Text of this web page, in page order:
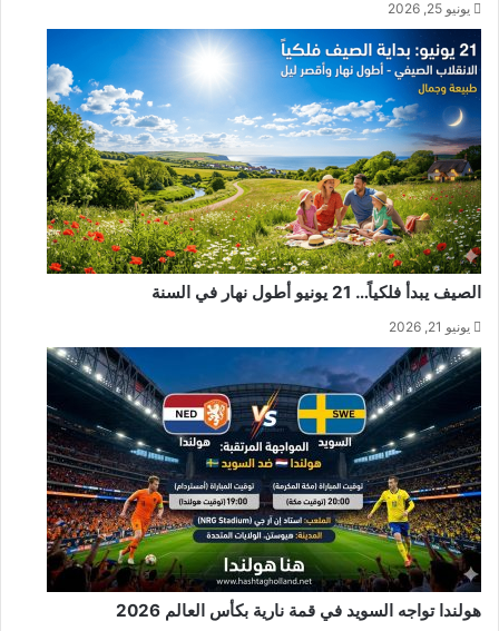
يونيو 25, 2026
الصيف يبدأ فلكياً… 21 يونيو أطول نهار في السنة
يونيو 21, 2026
هولندا تواجه السويد في قمة نارية بكأس العالم 2026